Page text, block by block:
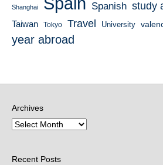
Shanghai Spanish study
Taiwan Tokyo Travel University
year abroad
Archives
Recent Posts